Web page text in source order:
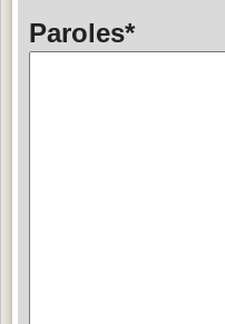
Paroles*